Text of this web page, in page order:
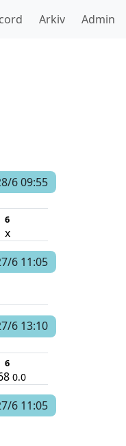
Arkiv Admin
6 09:55
6
x
6 11:05
6 13:10
6
0.0
6 11:05